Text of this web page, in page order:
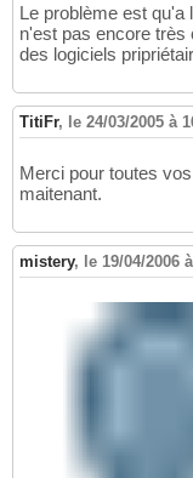
Le problème est qu'a
n'est pas encore très
des logiciels
TitiFr, le 24/03/2005 à
Merci pour toutes
maitenant.
mistery, le 19/04/2006